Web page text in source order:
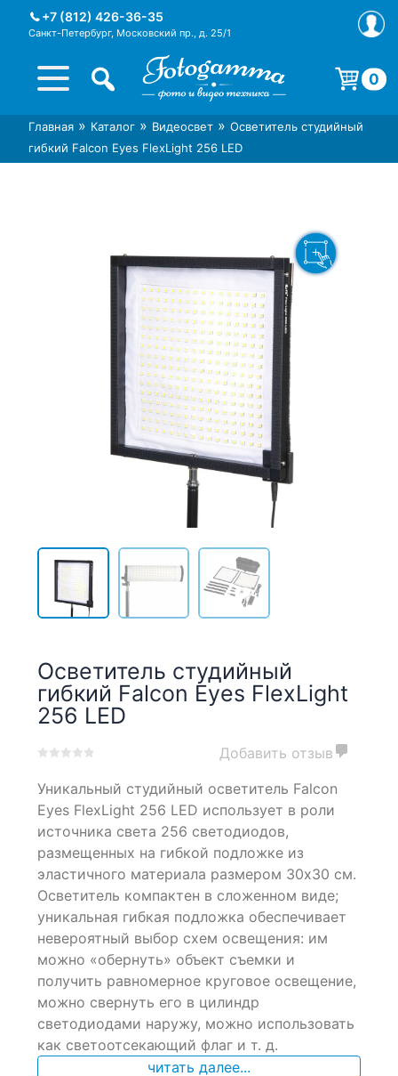
+7 (812) 426-36-35
Санкт-Петербург, Московский пр., д. 25/1
Интернет-магазин фототехники
Foto-Gamma в СПб
Магазин фотоаксессуаров foto-
gamma.ru
0
Корзина пуста.
Главная » Каталог » Видеосвет » Осветитель студийный
гибкий Falcon Eyes FlexLight 256 LED
Осветитель студийный
гибкий Falcon Eyes FlexLight
256 LED
out
based
on
customer
ratings
Добавить отзыв
Уникальный студийный осветитель Falcon
Eyes FlexLight 256 LED использует в роли
источника света 256 светодиодов,
размещенных на гибкой подложке из
эластичного материала размером 30х30 см.
Осветитель компактен в сложенном виде;
уникальная гибкая подложка обеспечивает
невероятный выбор схем освещения: им
можно «обернуть» объект съемки и
получить равномерное круговое освещение,
можно свернуть его в цилиндр
светодиодами наружу, можно использовать
как светоотсекающий флаг и т. д.
читать далее...